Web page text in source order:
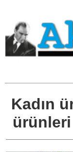
Kadın
ürünleri